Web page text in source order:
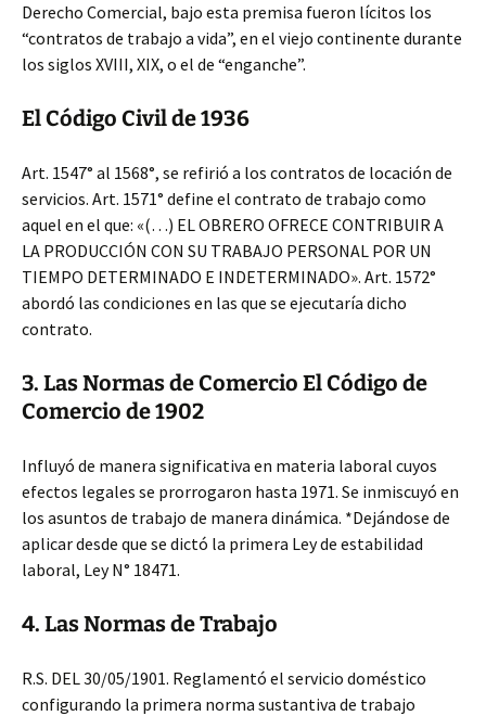
Derecho Comercial, bajo esta premisa fueron lícitos los
“contratos de trabajo a vida”, en el viejo continente durante
los siglos XVIII, XIX, o el de “enganche”.
El Código Civil de 1936
Art. 1547° al 1568°, se refirió a los contratos de locación de
servicios. Art. 1571° define el contrato de trabajo como
aquel en el que: «(…) EL OBRERO OFRECE CONTRIBUIR A
LA PRODUCCIÓN CON SU TRABAJO PERSONAL POR UN
TIEMPO DETERMINADO E INDETERMINADO». Art. 1572°
abordó las condiciones en las que se ejecutaría dicho
contrato.
3. Las Normas de Comercio El Código de
Comercio de 1902
Influyó de manera significativa en materia laboral cuyos
efectos legales se prorrogaron hasta 1971. Se inmiscuyó en
los asuntos de trabajo de manera dinámica. *Dejándose de
aplicar desde que se dictó la primera Ley de estabilidad
laboral, Ley N° 18471.
4. Las Normas de Trabajo
R.S. DEL 30/05/1901. Reglamentó el servicio doméstico
configurando la primera norma sustantiva de trabajo